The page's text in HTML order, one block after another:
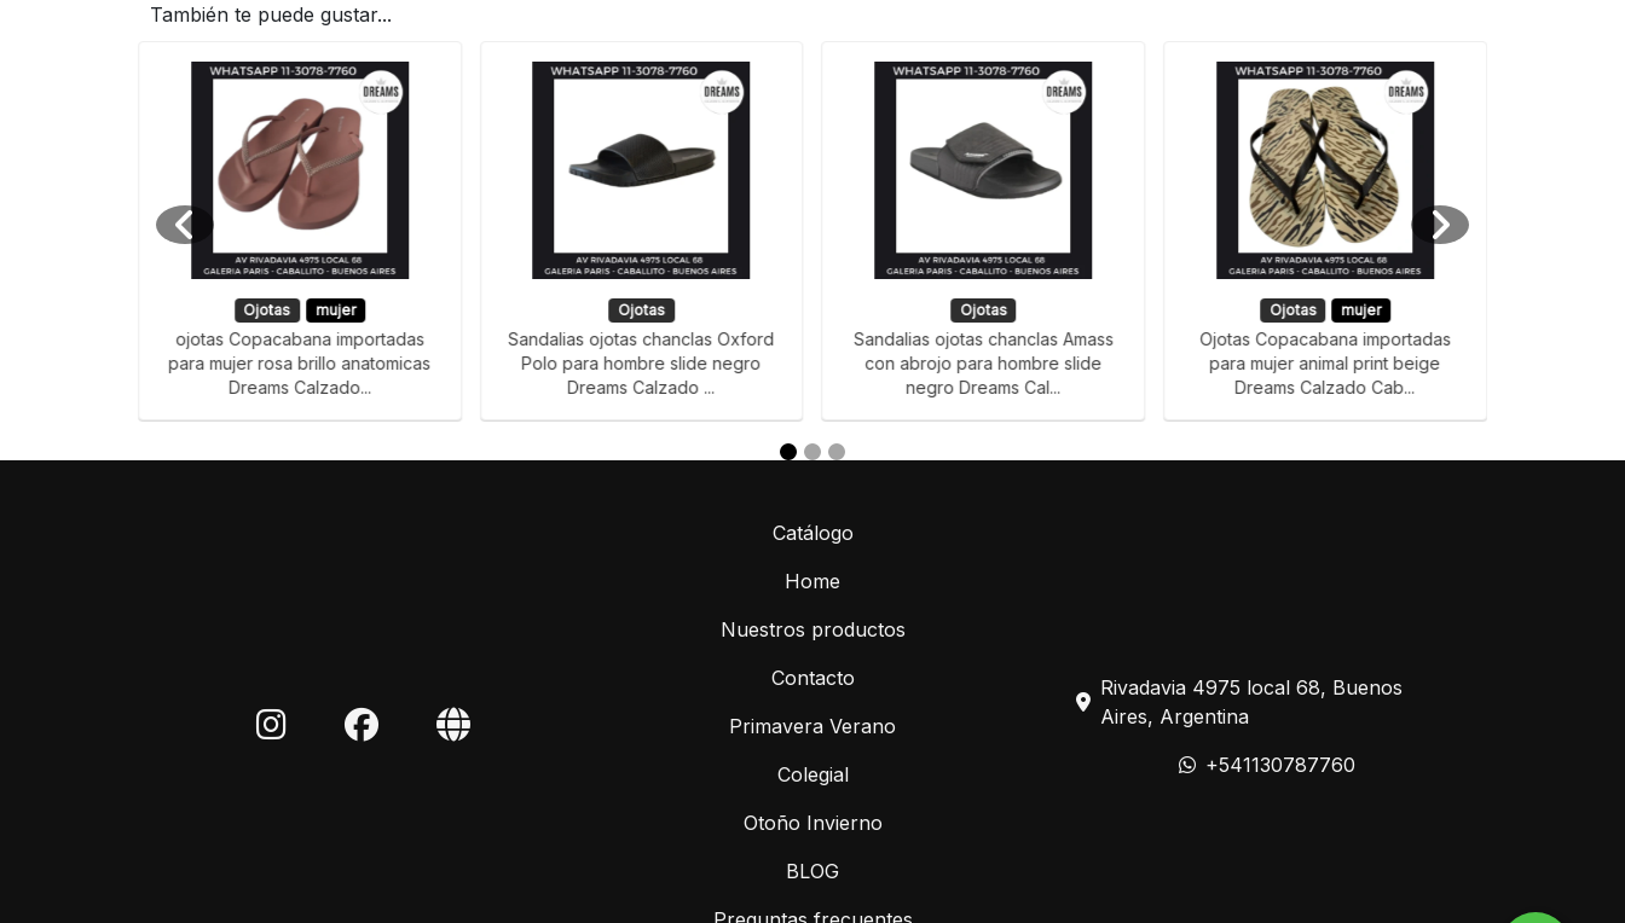
También te puede gustar...
Ojotas mujer
ojotas Copacabana importadas
para mujer rosa brillo anatomicas
Dreams Calzado...
Ojotas
Sandalias ojotas chanclas Oxford
Polo para hombre slide negro
Dreams Calzado ...
Ojotas
Sandalias ojotas chanclas Amass
con abrojo para hombre slide
negro Dreams Cal...
Ojotas mujer
Ojotas Copacabana importadas
para mujer animal print beige
Dreams Calzado Cab...
Catálogo
Home
Nuestros productos
Contacto
Primavera Verano
Colegial
Otoño Invierno
BLOG
Rivadavia 4975 local 68, Buenos
Aires, Argentina
+541130787760